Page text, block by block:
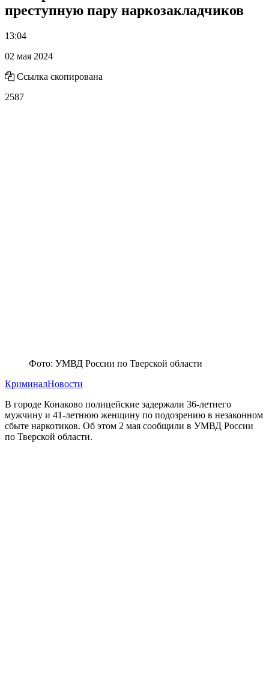
преступную пару наркозакладчиков
13:04
02 мая 2024
Ссылка скопирована
2587
Фото: УМВД России по Тверской области
КриминалНовости
В городе Конаково полицейские задержали 36-летнего
мужчину и 41-летнюю женщину по подозрению в незаконном
сбыте наркотиков. Об этом 2 мая сообщили в УМВД России
по Тверской области.